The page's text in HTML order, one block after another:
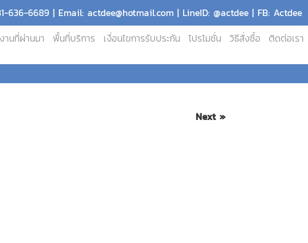
636-6689 | Email: actdee@hotmail.com | LineID: @actdee | FB: Actdee
านที่ผ่านมา พื้นที่บริการ เงื่อนไขการรับประกัน โปรโมชั่น วิธีสั่งซื้อ ติดต่อเรา
Next »